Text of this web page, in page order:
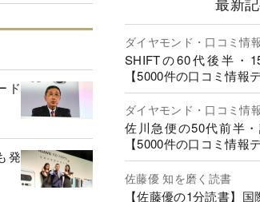
ド
発
ダイヤモンド・口コミ情
SHIFTの60代後半・
【5000件の口コミ情報
ダイヤモンド・口コミ情
佐川急便の50代前半
【5000件の口コミ情報
佐藤優 知を磨く読書
【佐藤優の1分読書】